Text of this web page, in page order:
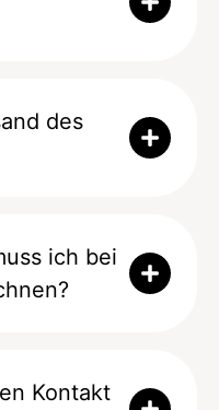
des
ich bei
Kontakt